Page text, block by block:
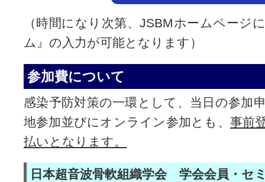
（時間になり次第、JSBMホームページ
ム』の入力が可能となります）
参加費について
感染予防対策の一環として、当日の参加
地参加並びにオンライン参加とも、 事前
払いとなります。
日本超音波骨軟組織学会 学会会員・セ